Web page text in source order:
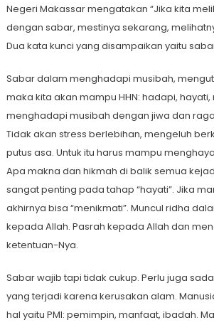
Negeri Makassar mengatakan “Jika kita
dengan sabar, mestinya sekarang,
Dua kata kunci yang disampaikan yaitu
Sabar dalam menghadapi musibah,
maka kita akan mampu HHN: hadapi, hayati,
menghadapi musibah dengan jiwa dan
Tidak akan stress berlebihan, mengeluh
putus asa. Untuk itu harus mampu
Apa makna dan hikmah di balik semua
sangat penting pada tahap “hayati”. Jika
akhirnya bisa “menikmati”. Muncul ridha
kepada Allah. Pasrah kepada Allah dan
ketentuan-Nya.
Sabar wajib tapi tidak cukup. Perlu juga
yang terjadi karena kerusakan alam.
hal yaitu PMI: pemimpin, manfaat, ibadah.